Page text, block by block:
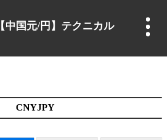
【中国元/円】テクニカル
CNYJPY